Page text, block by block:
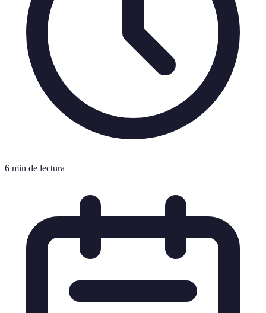
6 min de lectura